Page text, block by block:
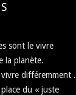
sont le vivre
la planète.
différemment .
du « juste